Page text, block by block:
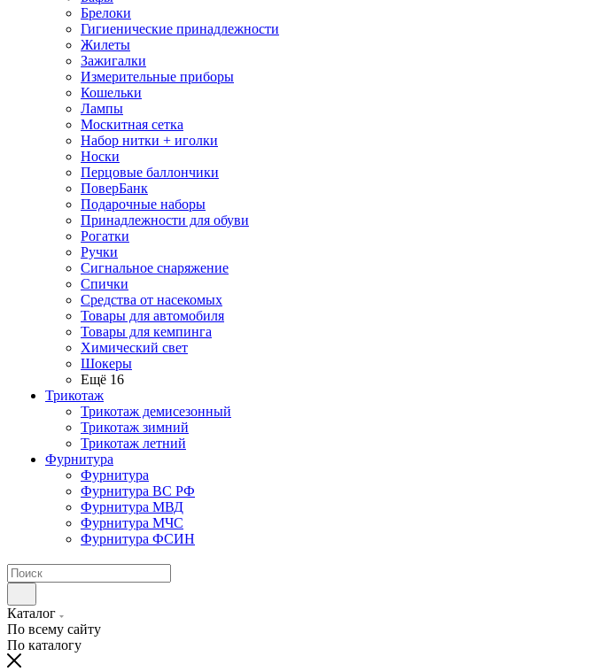
Брелоки
Гигиенические принадлежности
Жилеты
Зажигалки
Измерительные приборы
Кошельки
Лампы
Москитная сетка
Набор нитки + иголки
Носки
Перцовые баллончики
ПоверБанк
Подарочные наборы
Принадлежности для обуви
Рогатки
Ручки
Сигнальное снаряжение
Спички
Средства от насекомых
Товары для автомобиля
Товары для кемпинга
Химический свет
Шокеры
Ещё 16
Трикотаж
Трикотаж демисезонный
Трикотаж зимний
Трикотаж летний
Фурнитура
Фурнитура
Фурнитура ВС РФ
Фурнитура МВД
Фурнитура МЧС
Фурнитура ФСИН
Каталог
По всему сайту
По каталогу